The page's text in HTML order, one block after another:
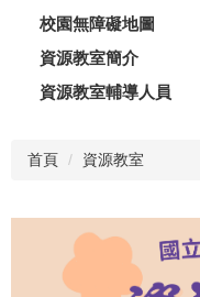
校園無障礙地圖
資源教室簡介
資源教室輔導人員
首頁 資源教室